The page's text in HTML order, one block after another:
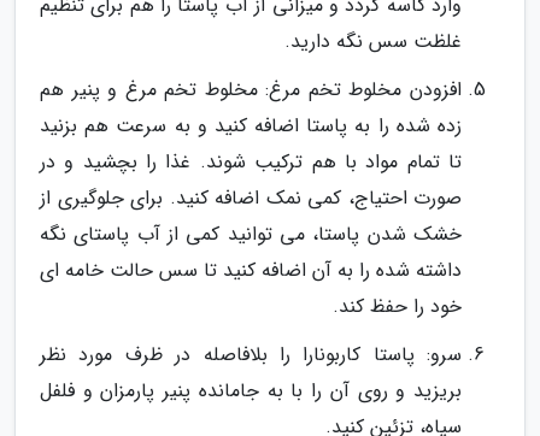
غلظت سس نگه دارید.
افزودن مخلوط تخم مرغ: مخلوط تخم مرغ و پنیر هم
زده شده را به پاستا اضافه کنید و به سرعت هم بزنید
تا تمام مواد با هم ترکیب شوند. غذا را بچشید و در
صورت احتیاج، کمی نمک اضافه کنید. برای جلوگیری از
خشک شدن پاستا، می توانید کمی از آب پاستای نگه
داشته شده را به آن اضافه کنید تا سس حالت خامه ای
خود را حفظ کند.
سرو: پاستا کاربونارا را بلافاصله در ظرف مورد نظر
بریزید و روی آن را با به جامانده پنیر پارمزان و فلفل
سیاه، تزئین کنید.